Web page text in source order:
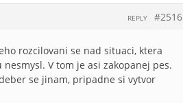
#2516
REPLY
rozcilovani se nad situaci, ktera
V tom je asi zakopanej pes.
se jinam, pripadne si vytvor